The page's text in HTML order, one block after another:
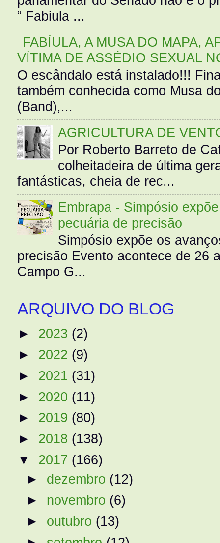
“ Fabiula ...
FABÍULA, A MUSA DO MAPA,
VÍTIMA DE ASSÉDIO SEXUAL
O escândalo está instalado!!!
também conhecida como Musa
(Band),...
AGRICULTURA DE
Por Roberto Barreto de
colheitadeira de última
fantásticas, cheia de rec...
Embrapa - Simpósio
pecuária de precisão
Simpósio expõe os
precisão Evento acontece de 26
Campo G...
ARQUIVO DO BLOG
► 2023 (2)
► 2022 (9)
► 2021 (31)
► 2020 (11)
► 2019 (80)
► 2018 (138)
▼ 2017 (166)
► dezembro (12)
► novembro (6)
► outubro (13)